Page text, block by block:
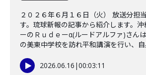
２０２６年６月１６日（火） 放送分担
す。琉球新報の記事から紹介します。
ーのＲｕｄｅーα(ルードアルファ)さん
の美東中学校を訪れ平和講演を行い、自
2026.06.16 |00:03:11